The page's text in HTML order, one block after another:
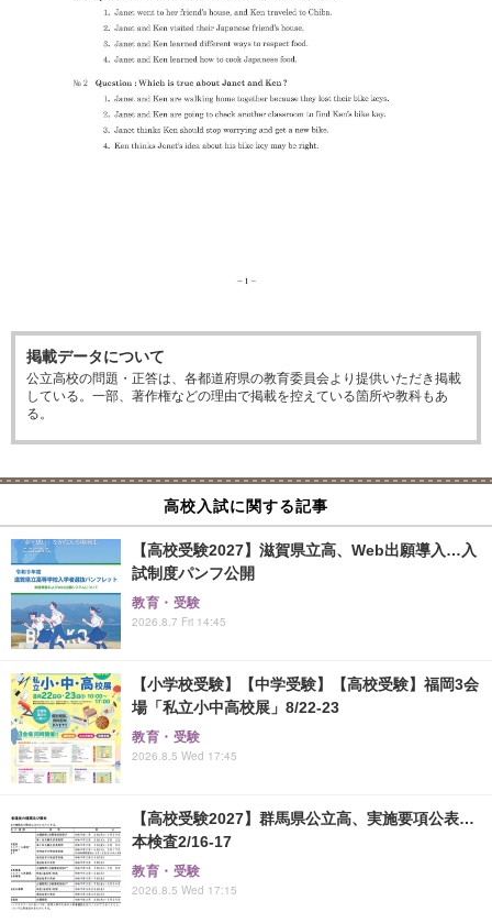
掲載データについて
公立高校の問題・正答は、各都道府県の教育委員会より提供いただき掲載
している。一部、著作権などの理由で掲載を控えている箇所や教科もあ
る。
高校入試に関する記事
【高校受験2027】滋賀県立高、Web出願導入…入
試制度パンフ公開
教育・受験
2026.8.7 Fri 14:45
【小学校受験】【中学受験】【高校受験】福岡3会
場「私立小中高校展」8/22-23
教育・受験
2026.8.5 Wed 17:45
【高校受験2027】群馬県公立高、実施要項公表…
本検査2/16-17
教育・受験
2026.8.5 Wed 17:15